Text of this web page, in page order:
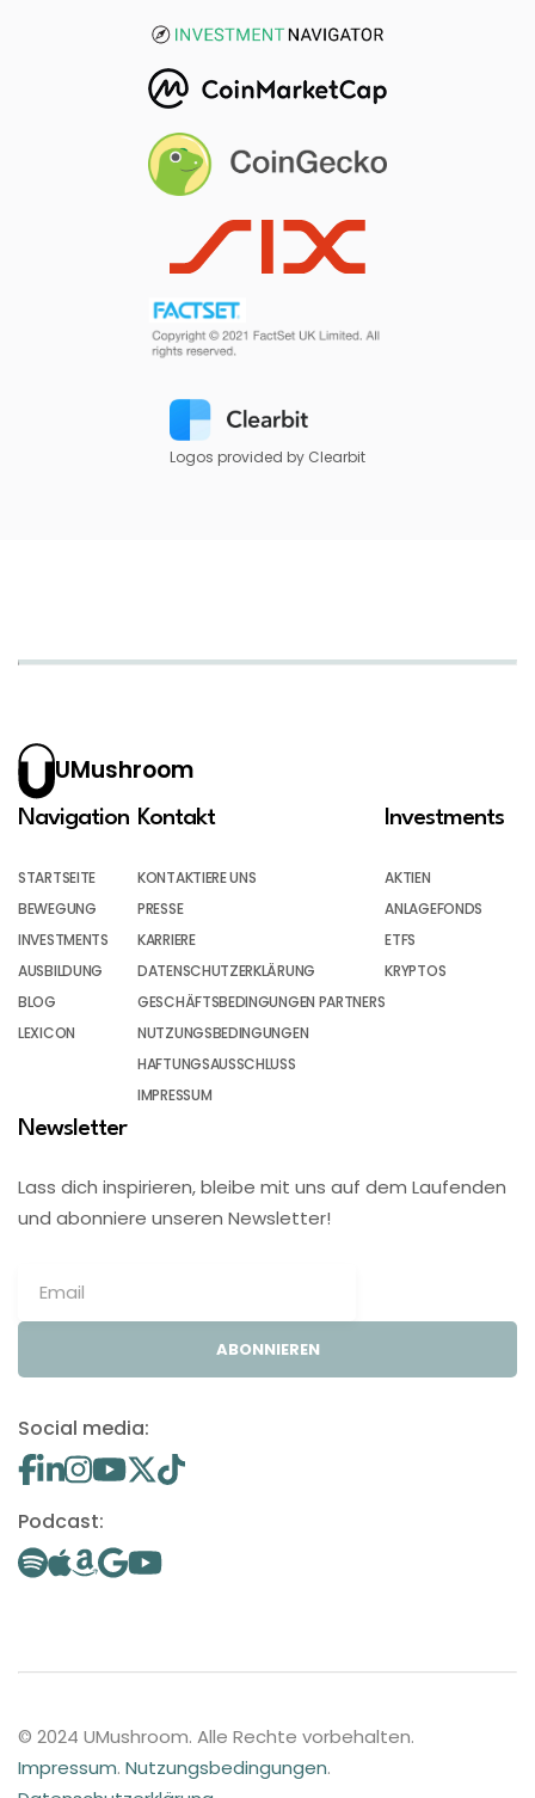
Logos provided by Clearbit
UMushroom
Navigation
STARTSEITE
BEWEGUNG
INVESTMENTS
AUSBILDUNG
BLOG
LEXICON
Kontakt
KONTAKTIERE UNS
PRESSE
KARRIERE
DATENSCHUTZERKLÄRUNG
GESCHÄFTSBEDINGUNGEN PARTNERS
NUTZUNGSBEDINGUNGEN
HAFTUNGSAUSSCHLUSS
IMPRESSUM
Investments
AKTIEN
ANLAGEFONDS
ETFS
KRYPTOS
Newsletter
Lass dich inspirieren, bleibe mit uns auf dem Laufenden
und abonniere unseren Newsletter!
ABONNIEREN
Social media:
Podcast:
© 2024 UMushroom. Alle Rechte vorbehalten.
Impressum. Nutzungsbedingungen.